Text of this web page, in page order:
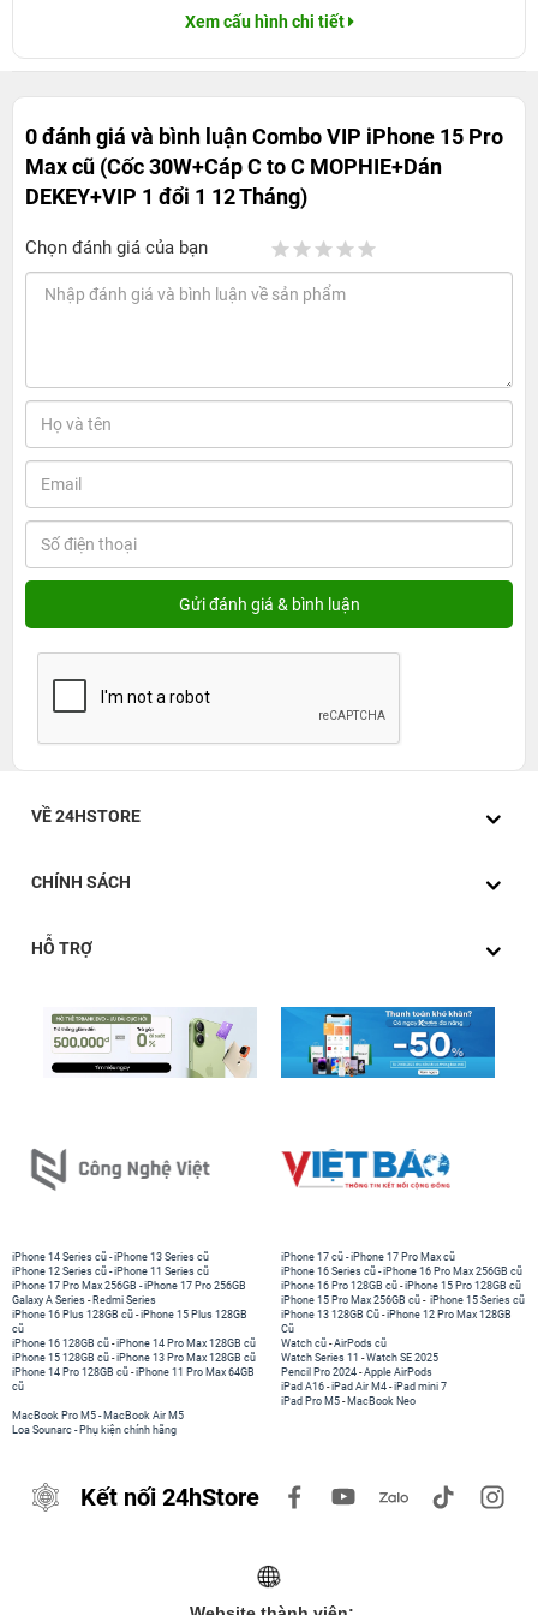
Xem cấu hình chi tiết
0 đánh giá và bình luậnCombo VIP iPhone 15 Pro
Max cũ (Cốc 30W+Cáp C to C MOPHIE+Dán
DEKEY+VIP 1 đổi 1 12 Tháng)
Chọn đánh giá của bạn
VỀ 24HSTORE
CHÍNH SÁCH
HỖ TRỢ
iPhone 14 Series cũ -iPhone 13 Series cũ
iPhone 12 Series cũ -iPhone 11 Series cũ
iPhone 17 Pro Max 256GB -iPhone 17 Pro 256GB
Galaxy A Series - Redmi Series
iPhone 17 cũ -iPhone 17 Pro Max cũ
iPhone 16 Series cũ - iPhone 16 Pro Max 256GB cũ
iPhone 16 Pro 128GB cũ -iPhone 15 Pro 128GB cũ
iPhone 15 Pro Max 256GB cũ - iPhone 15 Series cũ
iPhone 16 Plus 128GB cũ -iPhone 15 Plus 128GB
cũ
iPhone 16 128GB cũ -iPhone 14 Pro Max 128GB cũ
iPhone 15 128GB cũ -iPhone 13 Pro Max 128GB cũ
iPhone 14 Pro 128GB cũ -iPhone 11 Pro Max 64GB
cũ
iPhone 13 128GB Cũ -iPhone 12 Pro Max 128GB
Cũ
Watch cũ -AirPods cũ
Watch Series 11 -Watch SE 2025
Pencil Pro 2024 -Apple AirPods
iPad A16 -iPad Air M4 -iPad mini 7
iPad Pro M5 - MacBook Neo
MacBook Pro M5 - MacBook Air M5
Loa Sounarc - Phụ kiện chính hãng
Kết nối 24hStore